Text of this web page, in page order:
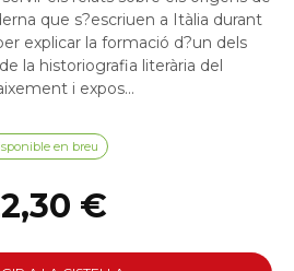
que s?escriuen a Itàlia durant
explicar la formació d?un dels
la historiografia literària del
i expos...
en breu
€